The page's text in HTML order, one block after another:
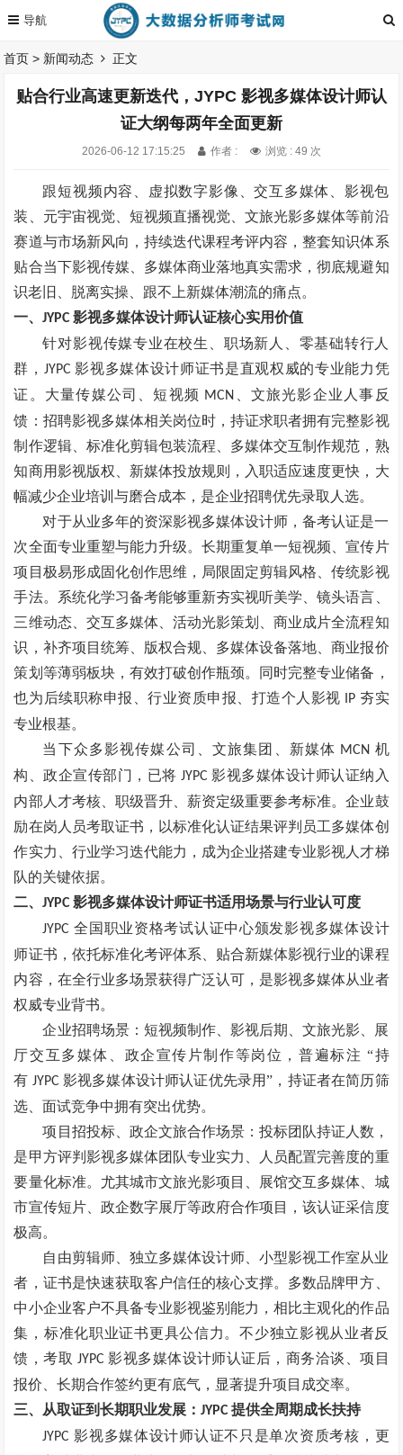
首页 > 新闻动态 正文
贴合行业高速更新迭代，JYPC 影视多媒体设计师认
证大纲每两年全面更新
2026-06-12 17:15:25 作者 : 浏览 : 49 次
跟短视频内容、虚拟数字影像、交互多媒体、影视包
装、元宇宙视觉、短视频直播视觉、文旅光影多媒体等前沿
赛道与市场新风向，持续迭代课程考评内容，整套知识体系
贴合当下影视传媒、多媒体商业落地真实需求，彻底规避知
识老旧、脱离实操、跟不上新媒体潮流的痛点。
一、JYPC影视多媒体设计师认证核心实用价值
针对影视传媒专业在校生、职场新人、零基础转行人
群， JYPC影视多媒体设计师证书是直观权威的专业能力凭
证。大量传媒公司、短视频 MCN
、文旅光影企业人事反
馈：招聘影视多媒体相关岗位时，持证求职者拥有完整影视
制作逻辑、标准化剪辑包装流程、多媒体交互制作规范，熟
知商用影视版权、新媒体投放规则，入职适应速度更快，大
幅减少企业培训与磨合成本，是企业招聘优先录取人选。
对于从业多年的资深影视多媒体设计师，备考认证是一
次全面专业重塑与能力升级。长期重复单一短视频、宣传片
项目极易形成固化创作思维，局限固定剪辑风格、传统影视
手法。系统化学习备考能够重新夯实视听美学、镜头语言、
三维动态、交互多媒体、活动光影策划、商业成片全流程知
识，补齐项目统筹、版权合规、多媒体设备落地、商业报价
策划等薄弱板块，有效打破创作瓶颈。同时完整专业储备，
也为后续职称申报、行业资质申报、打造个人影视
IP 夯实
专业根基。
当下众多影视传媒公司、文旅集团、新媒体 MCN 机
构、政企宣传部门，已将 JYPC影视多媒体设计师认证纳入
内部人才考核、职级晋升、薪资定级重要参考标准。企业鼓
励在岗人员考取证书，以标准化认证结果评判员工多媒体创
作实力、行业学习迭代能力，成为企业搭建专业影视人才梯
队的关键依据。
二、JYPC影视多媒体设计师证书适用场景与行业认可度
JYPC全国职业资格考试认证中心颁发影视多媒体设计
师证书，依托标准化考评体系、贴合新媒体影视行业的课程
内容，在全行业多场景获得广泛认可，是影视多媒体从业者
权威专业背书。
企业招聘场景：短视频制作、影视后期、文旅光影、展
厅交互多媒体、政企宣传片制作等岗位，普遍标注 “持
有 JYPC 影视多媒体设计师认证优先录用”，持证者在简历筛
选、面试竞争中拥有突出优势。
项目招投标、政企文旅合作场景：投标团队持证人数，
是甲方评判影视多媒体团队专业实力、人员配置完善度的重
要量化标准。尤其城市文旅光影项目、展馆交互多媒体、城
市宣传短片、政企数字展厅等政府合作项目，该认证采信度
极高。
自由剪辑师、独立多媒体设计师、小型影视工作室从业
者，证书是快速获取客户信任的核心支撑。多数品牌甲方、
中小企业客户不具备专业影视鉴别能力，相比主观化的作品
集，标准化职业证书更具公信力。不少独立影视从业者反
馈，考取 JYPC影视多媒体设计师认证后，商务洽谈、项目
报价、长期合作签约更有底气，显著提升项目成交率。
三、 从取证到长期职业发展：JYPC提供全周期成长扶持
JYPC影视多媒体设计师认证不只是单次资质考核，更